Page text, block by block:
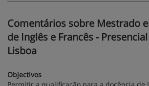
Comentários sobre Mestrado
de Inglês e Francês -
Lisboa
Objectivos